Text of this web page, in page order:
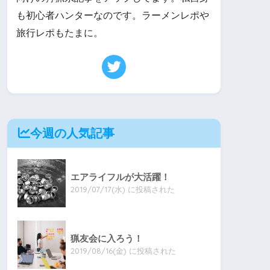
も初心者ハンターなのです。ラーメンレポや
旅行レポもたまに。
今週の人気記事
エアライフルが大活躍！
2019/07/17(水) に投稿された
猟友会に入ろう！
2019/08/16(金) に投稿された